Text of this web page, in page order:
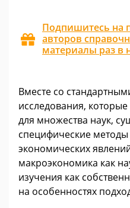
Подпишитесь на
авторов
материалы раз в
Вместе со
исследования,
для множества наук,
специфические
экономических
макроэкономика как
изучения как
на особенностях